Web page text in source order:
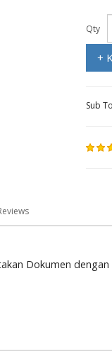
Qty
+
Sub
Dokumen